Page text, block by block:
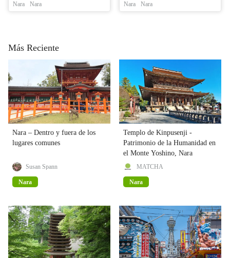
Nara Nara Nara Nara
Más Reciente
Nara – Dentro y fuera de los
lugares comunes
Susan Spann
Nara
Templo de Kinpusenji -
Patrimonio de la Humanidad en
el Monte Yoshino, Nara
MATCHA
Nara